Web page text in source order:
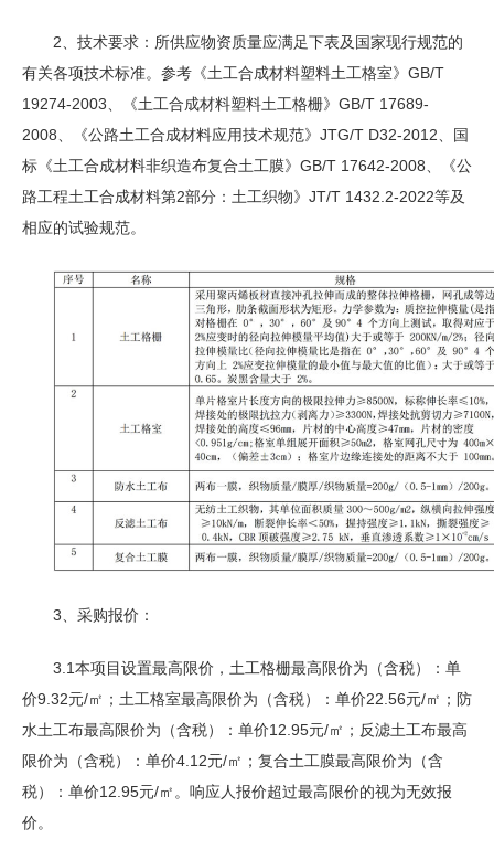
2、技术要求：所供应物资质量应满足下表及国家现行规范的
有关各项技术标准。参考《土工合成材料塑料土工格室》GB/T
19274-2003、《土工合成材料塑料土工格栅》GB/T 17689-
2008、《公路土工合成材料应用技术规范》JTG/T D32-2012、国
标《土工合成材料非织造布复合土工膜》GB/T 17642-2008、《公
路工程土工合成材料第2部分：土工织物》JT/T 1432.2-2022等及
相应的试验规范。
3、采购报价：
3.1本项目设置最高限价，土工格栅最高限价为（含税）：单
价9.32元/㎡；土工格室最高限价为（含税）：单价22.56元/㎡；防
水土工布最高限价为（含税）：单价12.95元/㎡；反滤土工布最高
限价为（含税）：单价4.12元/㎡；复合土工膜最高限价为（含
税）：单价12.95元/㎡。响应人报价超过最高限价的视为无效报
价。